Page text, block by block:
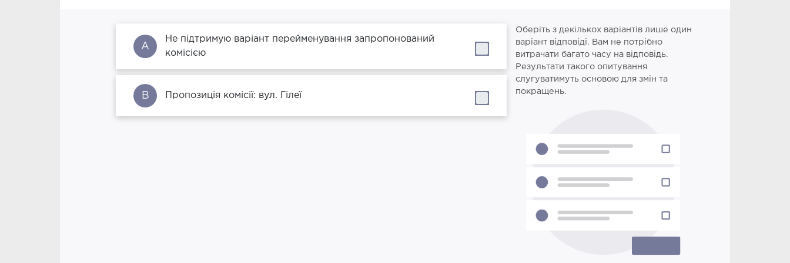
A
Не підтримую варіант перейменування запропонований
комісією
B Пропозиція комісії: вул. Гілеї
Оберіть з декількох варіантів лише один
варіант відповіді. Вам не потрібно
витрачати багато часу на відповідь.
Результати такого опитування
слугуватимуть основою для змін та
покращень.